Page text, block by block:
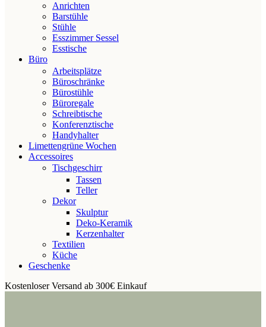
Anrichten
Barstühle
Stühle
Esszimmer Sessel
Esstische
Büro
Arbeitsplätze
Büroschränke
Bürostühle
Büroregale
Schreibtische
Konferenztische
Handyhalter
Limettengrüne Wochen
Accessoires
Tischgeschirr
Tassen
Teller
Dekor
Skulptur
Deko-Keramik
Kerzenhalter
Textilien
Küche
Geschenke
Kostenloser Versand ab 300€ Einkauf